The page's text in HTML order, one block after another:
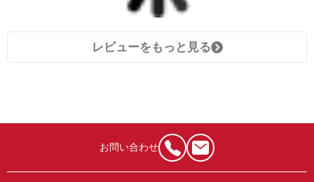
レビューをもっと見る
お問い合わせ